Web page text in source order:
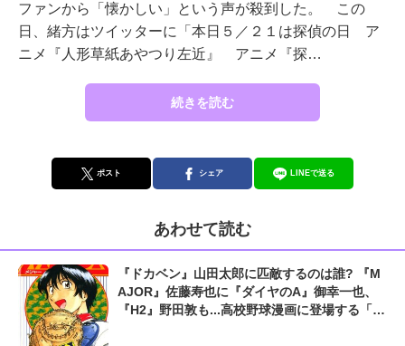
ファンから「懐かしい」という声が殺到した。 この
日、緒方はツイッターに「本日５／２１は探偵の日 ア
ニメ『人形草紙あやつり左近』 アニメ『探…
続きを読む
ポスト シェア LINEで送る
あわせて読む
『ドカベン』山田太郎に匹敵するのは誰? 『M
AJOR』佐藤寿也に『ダイヤのA』御幸一也、
『H2』野田敦も...高校野球漫画に登場する「史